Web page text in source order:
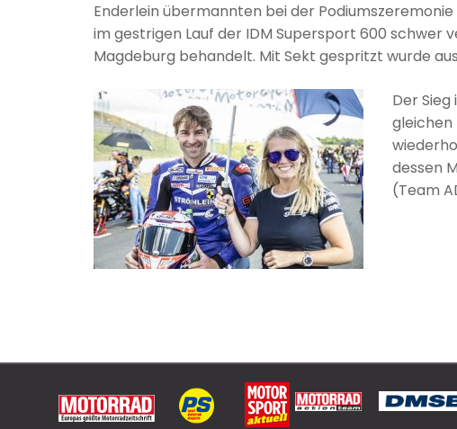
Enderlein übermannten bei der
im gestrigen Lauf der IDM Supersport 600 schwer
Magdeburg behandelt. Mit Sekt gespritzt wurde
Der
gleichen
dessen
(Team